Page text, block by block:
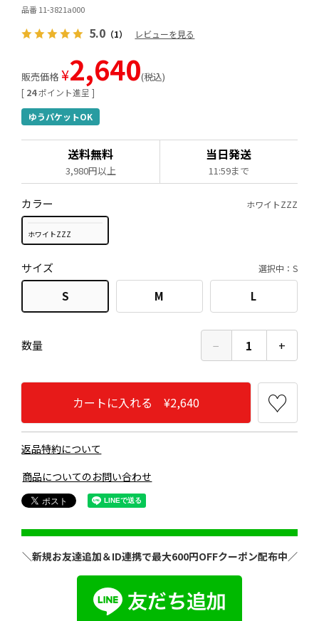
品番 11-3821a000
5.0 （1） レビューを見る
[ 24ポイント進呈 ]
販売価格 ¥2,640 税込
ゆうパケットOK
送料無料
3,980円以上
当日発送
11:59まで
カラー ホワイトZZZ
ホワイトZZZ
サイズ 選択中：S
S M L
数量 − 1 +
カートに入れる ¥2,640
返品特約について
商品についてのお問い合わせ
＼新規お友達追加＆ID連携で最大600円OFFクーポン配布中／